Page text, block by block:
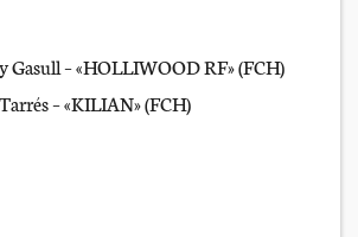
Gasull – «HOLLIWOOD RF» (FCH)
– «KILIAN» (FCH)